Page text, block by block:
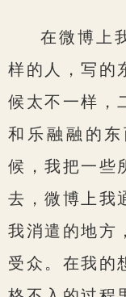
在微博上
样的人，写的
候太不一样，
和乐融融的
候，我把一些
去，微博上我
我消遣的地方
受众。在我的